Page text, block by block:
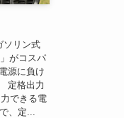
ソリン式
がコスパ
源に負け
定格出力
できる電
、定...